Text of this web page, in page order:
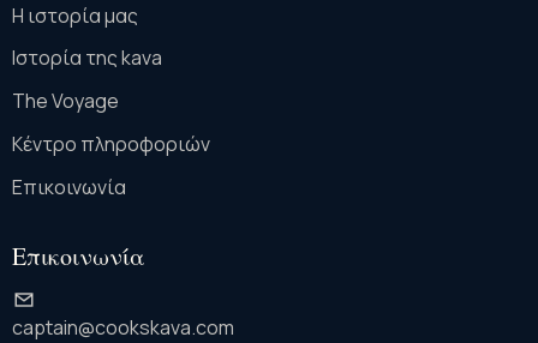
Η ιστορία μας
Ιστορία της kava
The Voyage
Κέντρο πληροφοριών
Επικοινωνία
Επικοινωνία
captain@cookskava.com